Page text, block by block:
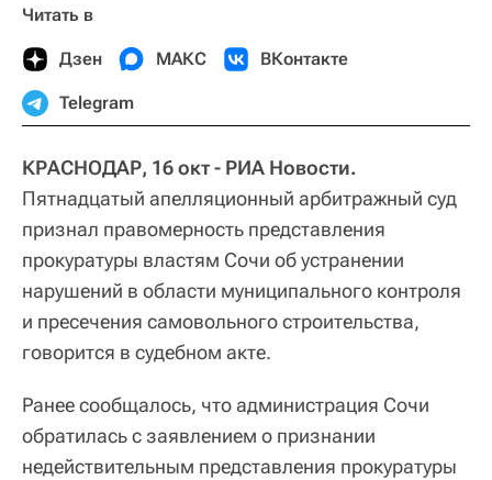
Читать в
Дзен МАКС ВКонтакте
Telegram
КРАСНОДАР, 16 окт - РИА Новости.
Пятнадцатый апелляционный арбитражный суд
признал правомерность представления
прокуратуры властям Сочи об устранении
нарушений в области муниципального контроля
и пресечения самовольного строительства,
говорится в судебном акте.
Ранее сообщалось, что администрация Сочи
обратилась с заявлением о признании
недействительным представления прокуратуры